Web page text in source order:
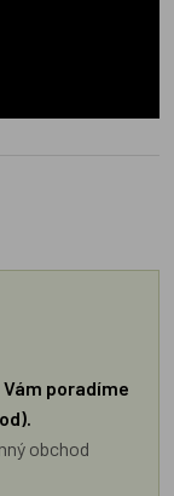
poradíme
obchod